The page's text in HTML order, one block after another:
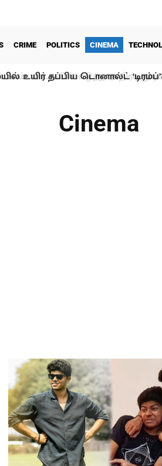
CRIME POLITICS CINEMA
உயிர் தப்பிய டொனால்ட் ‘டிரம்ப்’?
Cinema